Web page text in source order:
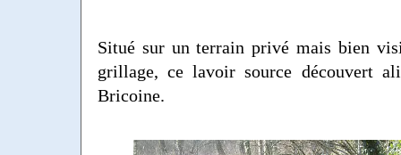
Situé sur un terrain privé mais bien
grillage, ce lavoir source découvert
Bricoine.